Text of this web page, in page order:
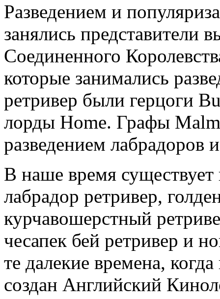
Разведением и
занялись представители
Соединенного
которые занимались
ретривер были герцоги
лорды Home. Графы
разведением лабрадоров
В наше время
лабрадор ретривер,
курчавошерстный
чесапек бей ретривер и
те далекие времена,
создан Английский